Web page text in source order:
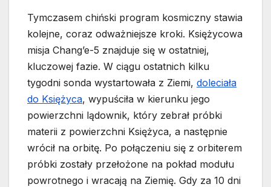
Tymczasem chiński program kosmiczny stawia
kolejne, coraz odważniejsze kroki. Księżycowa
misja Chang’e-5 znajduje się w ostatniej,
kluczowej fazie. W ciągu ostatnich kilku
tygodni sonda wystartowała z Ziemi, doleciała
do Księżyca, wypuściła w kierunku jego
powierzchni lądownik, który zebrał próbki
materii z powierzchni Księżyca, a następnie
wrócił na orbitę. Po połączeniu się z orbiterem
próbki zostały przełożone na pokład modułu
powrotnego i wracają na Ziemię. Gdy za 10 dni